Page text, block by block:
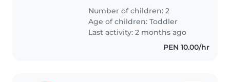
niños, ambos en edad de
guardería. Nuestros pequeños
son muy activos, creativos y
llenos de energía,..
Number of children: 2
Age of children:Toddler
Last activity: 2 months ago
PEN 10.00/hr